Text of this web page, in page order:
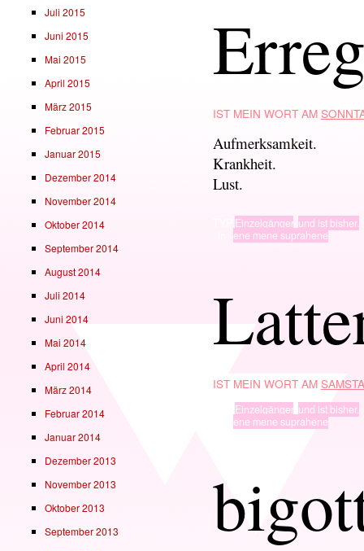
IST MEIN WORT AM
Aufmerksamkeit.
Krankheit.
Lust.
Einzelgänger, und ist bisher.
ene mene suprahene
IST MEIN WORT AM
Einzelgänger, und ist bisher.
ene mene suprahene
Juli 2015
Juni 2015
Mai 2015
April 2015
März 2015
Februar 2015
Januar 2015
Dezember 2014
November 2014
Oktober 2014
September 2014
August 2014
Juli 2014
Juni 2014
Mai 2014
April 2014
März 2014
Februar 2014
Januar 2014
Dezember 2013
November 2013
Oktober 2013
September 2013